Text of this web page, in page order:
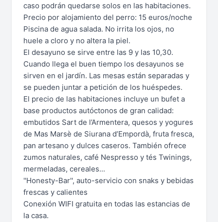
caso podrán quedarse solos en las habitaciones.
Precio por alojamiento del perro: 15 euros/noche
Piscina de agua salada. No irrita los ojos, no
huele a cloro y no altera la piel.
El desayuno se sirve entre las 9 y las 10,30.
Cuando llega el buen tiempo los desayunos se
sirven en el jardín. Las mesas están separadas y
se pueden juntar a petición de los huéspedes.
El precio de las habitaciones incluye un bufet a
base productos autóctonos de gran calidad:
embutidos Sart de l’Armentera, quesos y yogures
de Mas Marsè de Siurana d’Empordà, fruta fresca,
pan artesano y dulces caseros. También ofrece
zumos naturales, café Nespresso y tés Twinings,
mermeladas, cereales...
''Honesty-Bar'', auto-servicio con snaks y bebidas
frescas y calientes
Conexión WIFI gratuita en todas las estancias de
la casa.